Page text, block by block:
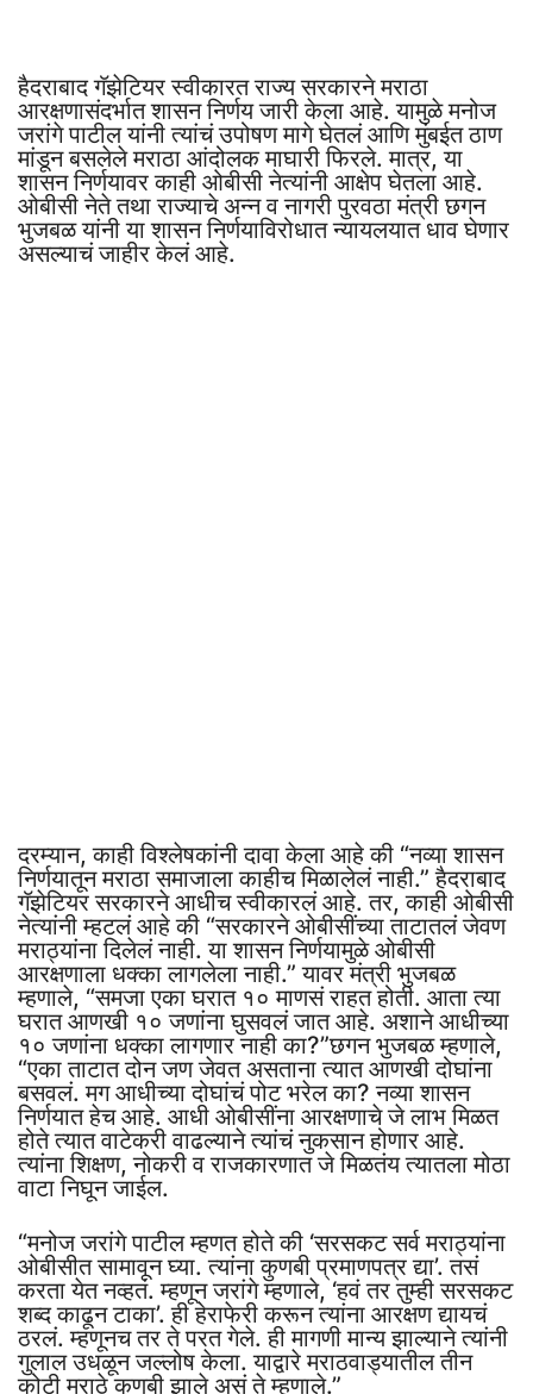
हैदराबाद गॅझेटियर स्वीकारत राज्य सरकारने मराठा
आरक्षणासंदर्भात शासन निर्णय जारी केला आहे. यामुळे मनोज
जरांगे पाटील यांनी त्यांचं उपोषण मागे घेतलं आणि मुंबईत ठाण
मांडून बसलेले मराठा आंदोलक माघारी फिरले. मात्र, या
शासन निर्णयावर काही ओबीसी नेत्यांनी आक्षेप घेतला आहे.
ओबीसी नेते तथा राज्याचे अन्न व नागरी पुरवठा मंत्री छगन
भुजबळ यांनी या शासन निर्णयाविरोधात न्यायलयात धाव घेणार
असल्याचं जाहीर केलं आहे.
दरम्यान, काही विश्लेषकांनी दावा केला आहे की “नव्या शासन
निर्णयातून मराठा समाजाला काहीच मिळालेलं नाही.” हैदराबाद
गॅझेटियर सरकारने आधीच स्वीकारलं आहे. तर, काही ओबीसी
नेत्यांनी म्हटलं आहे की “सरकारने ओबीसींच्या ताटातलं जेवण
मराठ्यांना दिलेलं नाही. या शासन निर्णयामुळे ओबीसी
आरक्षणाला धक्का लागलेला नाही.” यावर मंत्री भुजबळ
म्हणाले, “समजा एका घरात १० माणसं राहत होती. आता त्या
घरात आणखी १० जणांना घुसवलं जात आहे. अशाने आधीच्या
१० जणांना धक्का लागणार नाही का?”छगन भुजबळ म्हणाले,
“एका ताटात दोन जण जेवत असताना त्यात आणखी दोघांना
बसवलं. मग आधीच्या दोघांचं पोट भरेल का? नव्या शासन
निर्णयात हेच आहे. आधी ओबीसींना आरक्षणाचे जे लाभ मिळत
होते त्यात वाटेकरी वाढल्याने त्यांचं नुकसान होणार आहे.
त्यांना शिक्षण, नोकरी व राजकारणात जे मिळतंय त्यातला मोठा
वाटा निघून जाईल.
“मनोज जरांगे पाटील म्हणत होते की ‘सरसकट सर्व मराठ्यांना
ओबीसीत सामावून घ्या. त्यांना कुणबी प्रमाणपत्र द्या’. तसं
करता येत नव्हतं. म्हणून जरांगे म्हणाले, ‘हवं तर तुम्ही सरसकट
शब्द काढून टाका’. ही हेराफेरी करून त्यांना आरक्षण द्यायचं
ठरलं. म्हणूनच तर ते परत गेले. ही मागणी मान्य झाल्याने त्यांनी
गुलाल उधळून जल्लोष केला. याद्वारे मराठवाड्यातील तीन
कोटी मराठे कुणबी झाले असं ते म्हणाले.”